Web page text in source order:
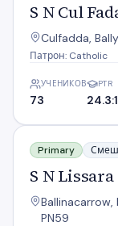
S N Cul
Culfadda,
Патрон: Catholic
УЧЕНИКОВ
73
PTR
24.3:1
S N Lissara Naofa
Primary
S N
Ballinacarrow,
PN59